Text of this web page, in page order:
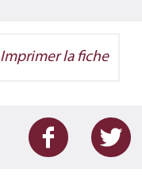
Imprimer la fiche